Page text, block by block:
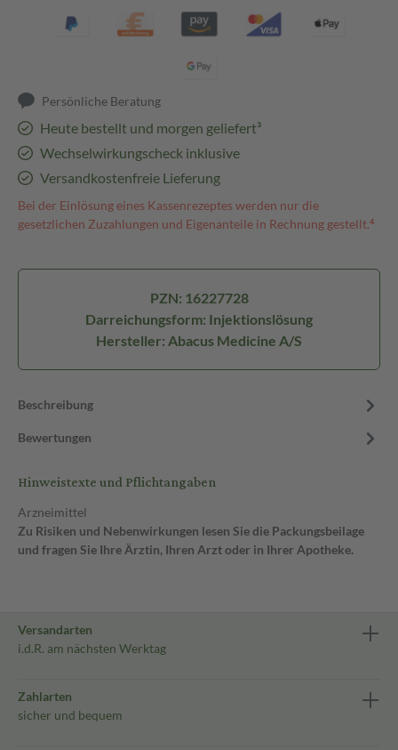
Persönliche Beratung
Heute bestellt und morgen geliefert³
Wechselwirkungscheck inklusive
Versandkostenfreie Lieferung
Bei der Einlösung eines Kassenrezeptes werden nur die
gesetzlichen Zuzahlungen und Eigenanteile in Rechnung gestellt.⁴
PZN: 16227728
Darreichungsform: Injektionslösung
Hersteller: Abacus Medicine A/S
Beschreibung
Bewertungen
Hinweistexte und Pflichtangaben
Arzneimittel
Zu Risiken und Nebenwirkungen lesen Sie die Packungsbeilage
und fragen Sie Ihre Ärztin, Ihren Arzt oder in Ihrer Apotheke.
Versandarten
i.d.R. am nächsten Werktag
Zahlarten
sicher und bequem